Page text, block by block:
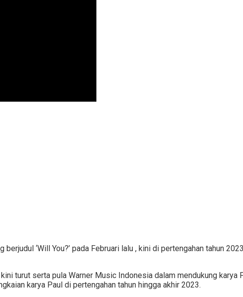
‘Will You?’ pada Februari lalu , kini di pertengahan tahun
turut serta pula Warner Music Indonesia dalam mendukung karya
karya Paul di pertengahan tahun hingga akhir 2023.